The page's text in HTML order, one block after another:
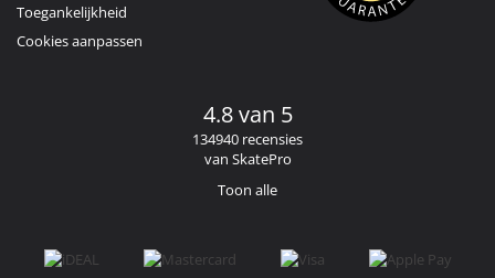
Toegankelijkheid
Cookies aanpassen
4.8 van 5
134940 recensies
van SkatePro
Toon alle